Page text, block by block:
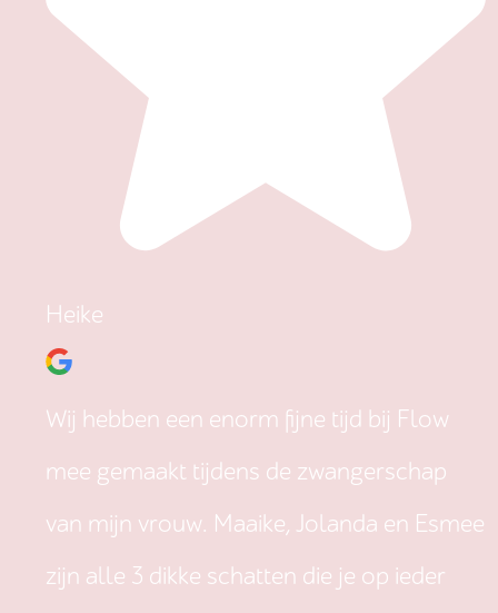
Heike
Wij hebben een enorm fijne tijd bij Flow
mee gemaakt tijdens de zwangerschap
van mijn vrouw. Maaike, Jolanda en Esmee
zijn alle 3 dikke schatten die je op ieder